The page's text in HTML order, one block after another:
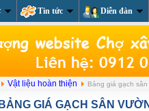
Tin tức Diễn đàn
Vật liệu hoàn thiện Bảng giá gạch
BẢNG GIÁ GẠCH SÂN